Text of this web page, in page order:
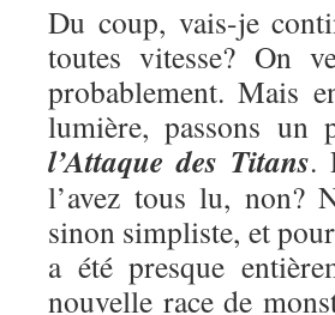
Du coup, vais-je
toutes vitesse? On
probablement. Mais
lumière, passons un
l’Attaque des Titans.
l’avez tous lu, non?
sinon simpliste, et
a été presque
nouvelle race de